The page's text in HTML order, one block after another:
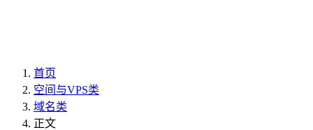
首页
空间与VPS类
域名类
正文